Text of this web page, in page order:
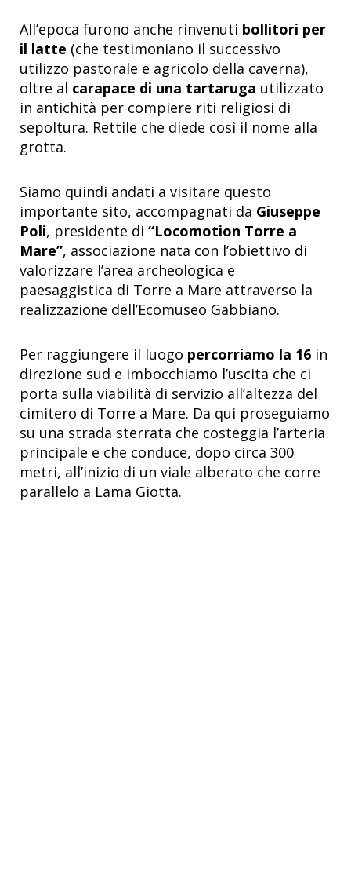
All’epoca furono anche rinvenuti bollitori per
il latte (che testimoniano il successivo
utilizzo pastorale e agricolo della caverna),
oltre al carapace di una tartaruga utilizzato
in antichità per compiere riti religiosi di
sepoltura. Rettile che diede così il nome alla
grotta.
Siamo quindi andati a visitare questo
importante sito, accompagnati da Giuseppe
Poli, presidente di “Locomotion Torre a
Mare”, associazione nata con l’obiettivo di
valorizzare l’area archeologica e
paesaggistica di Torre a Mare attraverso la
realizzazione dell’Ecomuseo Gabbiano.
Per raggiungere il luogo percorriamo la 16 in
direzione sud e imbocchiamo l’uscita che ci
porta sulla viabilità di servizio all’altezza del
cimitero di Torre a Mare. Da qui proseguiamo
su una strada sterrata che costeggia l’arteria
principale e che conduce, dopo circa 300
metri, all’inizio di un viale alberato che corre
parallelo a Lama Giotta.